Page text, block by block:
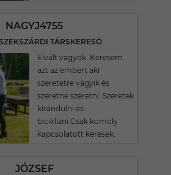
NAGYJ4755
TÁRSKERESŐ
Elvált vagyok. Keresem
azt az embert aki
szeretetre vágyik és
szeretne szeretni. Szeretek
kirándulni és
biciklizni.Csak komoly
kapcsolatott keresek.
JÓZSEF